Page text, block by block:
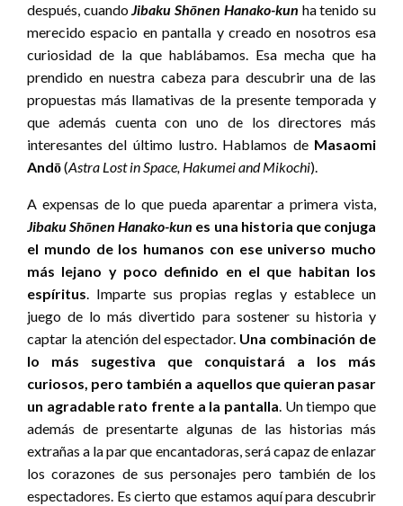
después, cuandoJibaku Shōnen Hanako-kun ha tenido su
merecido espacio en pantalla y creado en nosotros esa
curiosidad de la que hablábamos. Esa mecha que ha
prendido en nuestra cabeza para descubrir una de las
propuestas más llamativas de la presente temporada y
que además cuenta con uno de los directores más
interesantes del último lustro. Hablamos de Masaomi
Andō(Astra Lost in Space, Hakumei and Mikochi).
A expensas de lo que pueda aparentar a primera vista,
Jibaku Shōnen Hanako-kun es una historia que conjuga
el mundo de los humanos con ese universo mucho
más lejano y poco definido en el que habitan los
espíritus. Imparte sus propias reglas y establece un
juego de lo más divertido para sostener su historia y
captar la atención del espectador. Una combinación de
lo más sugestiva que conquistará a los más
curiosos, pero también a aquellos que quieran pasar
un agradable rato frente a la pantalla. Un tiempo que
además de presentarte algunas de las historias más
extrañas a la par que encantadoras, será capaz de enlazar
los corazones de sus personajes pero también de los
espectadores. Es cierto que estamos aquí para descubrir